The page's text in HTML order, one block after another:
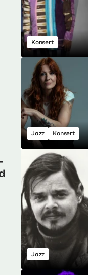
Konsert
Jazz Konsert
Jazz